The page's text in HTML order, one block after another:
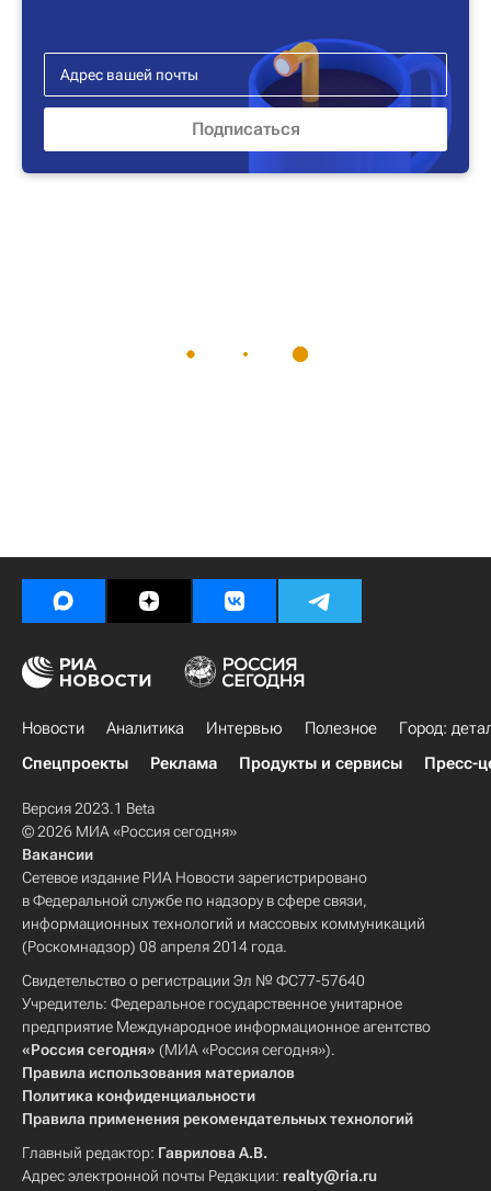
Новости Аналитика Интервью Полезное
Город:
Спецпроекты
Реклама Продукты и сервисы Пресс-
Версия 2023.1 Beta
© 2026 МИА «Россия сегодня»
Вакансии
Сетевое издание РИА Новости зарегистрировано
в Федеральной службе по надзору в сфере связи,
информационных технологий и массовых коммуникаций
(Роскомнадзор) 08 апреля 2014 года.
Свидетельство о регистрации Эл № ФС77-57640
Учредитель: Федеральное государственное унитарное
предприятие Международное информационное агентство
«Россия сегодня» (МИА «Россия сегодня»).
Правила использования материалов
Политика конфиденциальности
Правила применения рекомендательных технологий
Главный редактор: Гаврилова А.В.
Адрес электронной почты Редакции: realty@ria.ru